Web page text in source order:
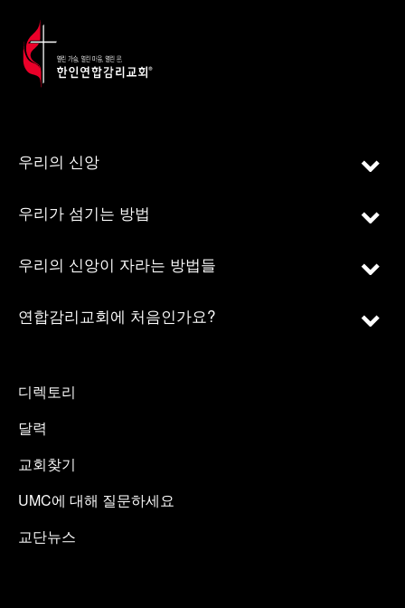
우리의 신앙
우리가 섬기는 방법
우리의 신앙이 자라는 방법들
연합감리교회에 처음인가요?
디렉토리
달력
교회찾기
UMC에 대해 질문하세요
교단뉴스